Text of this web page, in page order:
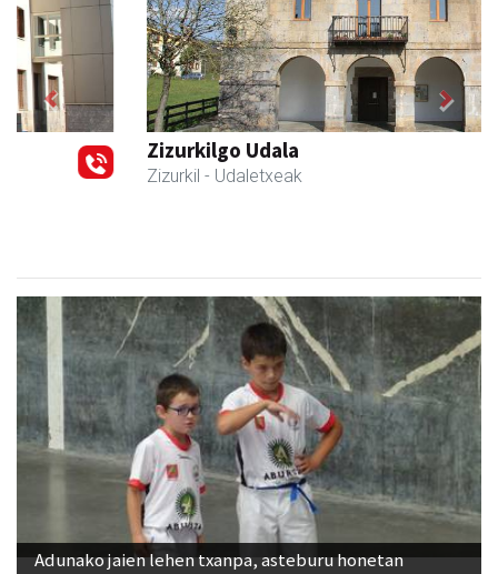
Zizurkilgo Udala
- Udaletxeak
Previous Next
Adunako jaien lehen txanpa, asteburu honetan